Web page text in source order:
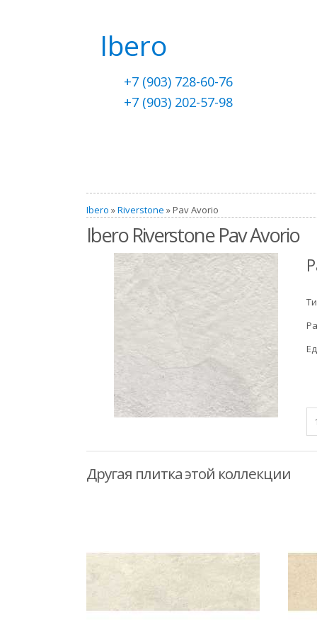
Ibero
+7 (903) 728-60-76
+7 (903) 202-57-98
Ibero »Riverstone » Pav Avorio
Ibero Riverstone Pav Avorio
Другая плитка этой коллекции